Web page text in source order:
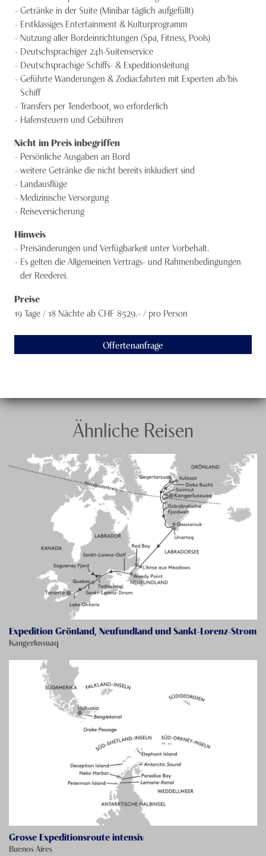
Getränke in der Suite (Minibar täglich aufgefüllt)
Erstklassiges Entertainment & Kulturprogramm
Nutzung aller Bordeinrichtungen (Spa, Fitness, Pools)
Deutschsprachiger 24h-Suitenservice
Deutschsprachige Schiffs- & Expeditionsleitung
Geführte Wanderungen & Zodiacfahrten mit Experten ab/bis
Schiff
Transfers per Tenderboot, wo erforderlich
Hafensteuern und Gebühren
Nicht im Preis inbegriffen
Persönliche Ausgaben an Bord
weitere Getränke die nicht bereits inkludiert sind
Landausflüge
Medizinische Versorgung
Reiseversicherung
Hinweis
Preisänderungen und Verfügbarkeit unter Vorbehalt.
Es gelten die Allgemeinen Vertrags- und Rahmenbedingungen
der Reederei.
Preise
19 Tage / 18 Nächteab CHF 8529.– / pro Person
Offertenanfrage
Ähnliche Reisen
Expedition Grönland, Neufundland und Sankt-Lorenz-Strom
Kangerlussuaq
Grosse Expeditionsroute intensiv
Buenos Aires